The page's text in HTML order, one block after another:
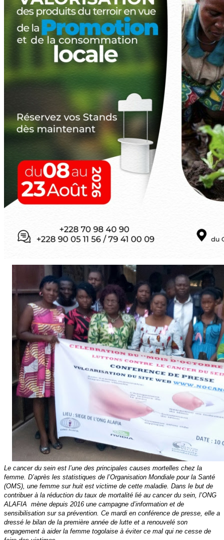
Le cancer du sein est l’une des principales causes mortelles chez la
femme. D’après les statistiques de l’Organisation Mondiale pour la Santé
(OMS), une femme sur huit est victime de cette maladie. Dans le but de
contribuer à la réduction du taux de mortalité lié au cancer du sein, l’ONG
ALAFIA mène depuis 2016 une campagne d’information et de
sensibilisation sur sa prévention. Ce mardi en conférence de presse, elle a
dressé le bilan de la première année de lutte et a renouvelé son
engagement à aider la femme togolaise à éviter ce mal qui ne cesse de